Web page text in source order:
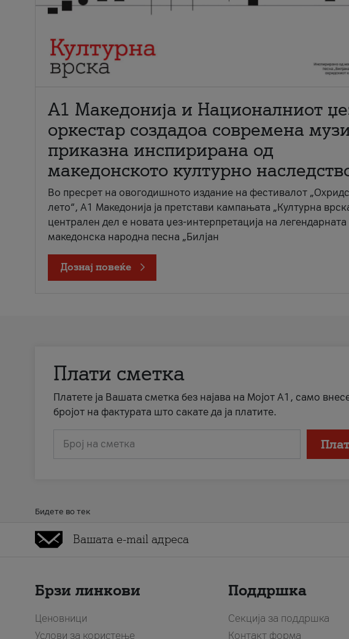
А1 Македонија и Националниот
оркестар создадоа современа
приказна инспирирана од
македонското културно
Во пресрет на овогодишното издание на фестивалот
лето“, А1 Македонија ја претстави кампањата „Културна
централен дел е новата џез-интерпретација на легендарната
македонска народна песна „Билјан
Дознај повеќе
Плати сметка
Платете ја Вашата сметка без најава на Мојот А1, само
бројот на фактурата што сакате да ја платите.
Број на сметка
Бидете во тек
Брзи линкови
Ценовници
Услови за користење
Поддршка
Секција за поддршка
Контакт форма